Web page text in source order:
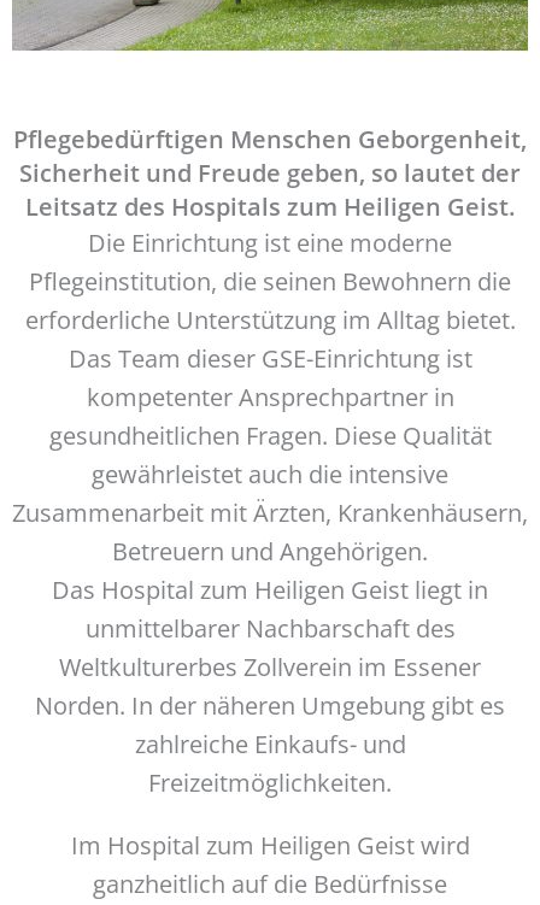
Pflegebedürftigen Menschen Geborgenheit,
Sicherheit und Freude geben, so lautet der
Leitsatz des Hospitals zum Heiligen Geist.
Die Einrichtung ist eine moderne
Pflegeinstitution, die seinen Bewohnern die
erforderliche Unterstützung im Alltag bietet.
Das Team dieser GSE-Einrichtung ist
kompetenter Ansprechpartner in
gesundheitlichen Fragen. Diese Qualität
gewährleistet auch die intensive
Zusammenarbeit mit Ärzten, Krankenhäusern,
Betreuern und Angehörigen.
Das Hospital zum Heiligen Geist liegt in
unmittelbarer Nachbarschaft des
Weltkulturerbes Zollverein im Essener
Norden. In der näheren Umgebung gibt es
zahlreiche Einkaufs- und
Freizeitmöglichkeiten.
Im Hospital zum Heiligen Geist wird
ganzheitlich auf die Bedürfnisse